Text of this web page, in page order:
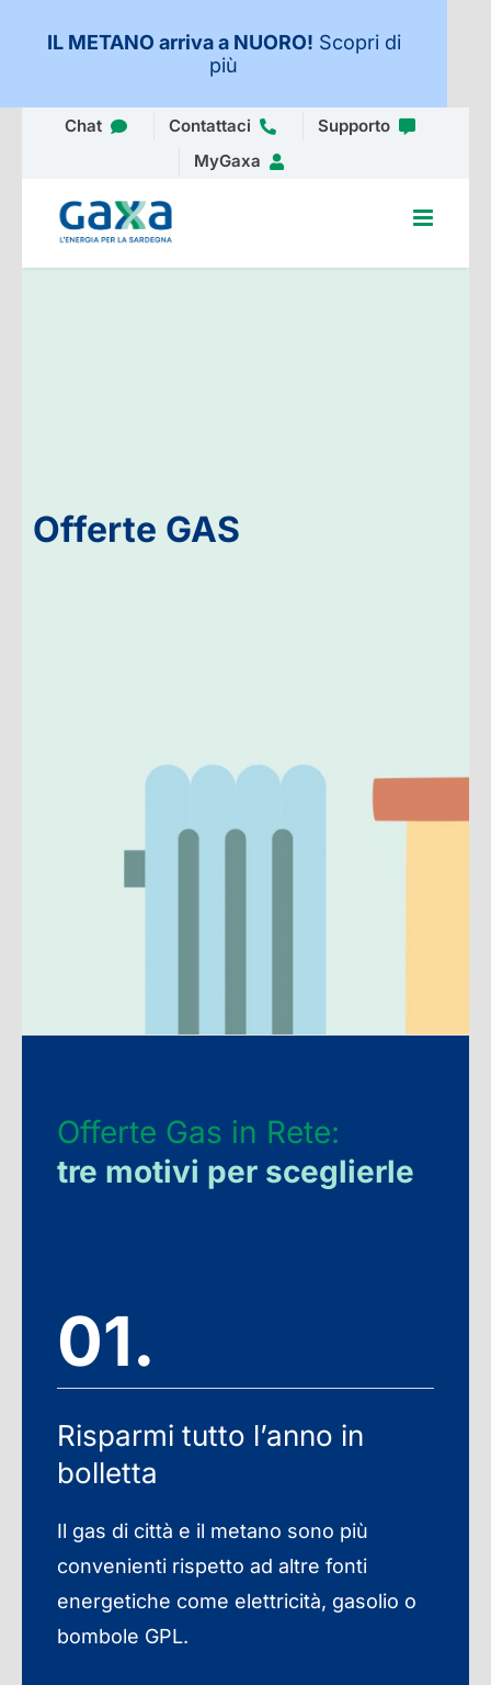
IL METANO arriva a NUORO! Scopri di
più
SaltaChat Contattaci
Supporto
MyGaxa
Offerte GAS
Offerte Gas in Rete:
tre motivi per sceglierle
01.
Risparmi tutto l’anno in
bolletta
Il gas di città e il metano sono più
convenienti rispetto ad altre fonti
energetiche come elettricità, gasolio o
bombole GPL.